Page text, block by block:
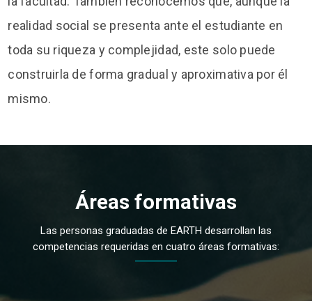
realidad social se presenta ante el estudiante en
toda su riqueza y complejidad, este solo puede
construirla de forma gradual y aproximativa por él
mismo.
Áreas formativas
Las personas graduadas de EARTH desarrollan las
competencias requeridas en cuatro áreas formativas: